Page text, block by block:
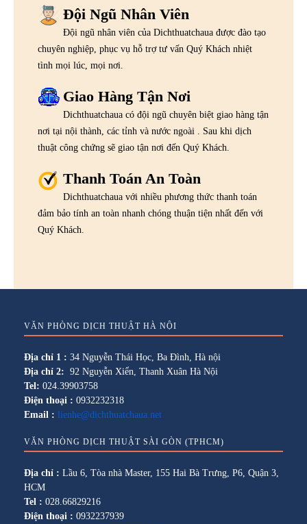
Đội Ngũ Nhân Viên
Đội ngũ nhân viên của Dichthuatchaua được đào tạo
chuyên nghiệp, phục vụ hỗ trợ tư vấn Quý Khách nhiệt
tình mọi lúc, mọi nơi.
Giao Hàng Tận Nơi
Dichthuatchaua có đội ngũ chuyên biệt giao hàng tận
nơi tại nội thành, các tỉnh và nước ngoài . Sau khi dịch
thuật công chứng sẽ giao tận nơi đến Quý Khách.
Thanh Toán An Toàn
Dichthuatchaua với nhiều phương thức thanh toán
đảm bảo tính an toàn nhanh chóng thuận tiện nhất đến với
Quý Khách.
VĂN PHÒNG DỊCH THUẬT HÀ NỘI
Địa chỉ 1 : 34 Nguyễn Thái Học, Ba Đình, Hà nội
Địa chỉ 2: 92 Nguyễn Xiển, Thanh Xuân Hà Nội
Tel: 024.39903758
Điện thoại : 0932232318
Email : lienhe@dichthuatchaua.net
VĂN PHÒNG DỊCH THUẬT SÀI GÒN (TPHCM)
Địa chỉ : Lầu 6, Tòa nhà Master, 155 Hai Bà Trưng, P6, Quận 3,
HCM
Tel : 028.66829216
Điện thoại : 0932237939